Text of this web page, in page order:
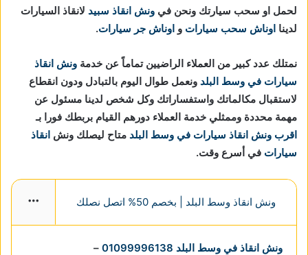
لحمل او سحب سيارتك ونحن في ونش انقاذ سبيد لانقاذ السيارات
لدينا اوناش سحب سيارات و اوناش جر سيارات.
نمتلك عدد كبير من العملاء الراضيين تماماً عن خدمة ونش انقاذ
سيارات في وسط البلد ونعمل طوال اليوم بالتبادل ودون انقطاع
لاستقبال مكالماتك واستفساراتك وكل شخص لدينا مسئول عن
مهمة محددة وممثلي خدمة العملاء دورهم القيام بربطك فورا بـ
اقرب ونش انقاذ سيارات في وسط البلد متاح ليصلك ونش انقاذ
سيارات في أسرع وقت.
ونش انقاذ وسط البلد | بخصم 50% اتصل نصلك
ونش انقاذ في وسط البلد 01099996138
–